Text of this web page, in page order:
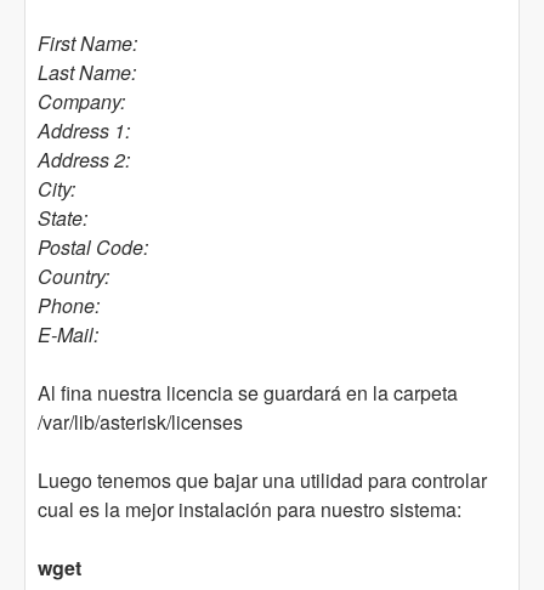
First Name:
Last Name:
Company:
Address 1:
Address 2:
City:
State:
Postal Code:
Country:
Phone:
E-Mail:
Al fina nuestra licencia se guardará en la carpeta
/var/lib/asterisk/licenses
Luego tenemos que bajar una utilidad para controlar
cual es la mejor instalación para nuestro sistema:
wget